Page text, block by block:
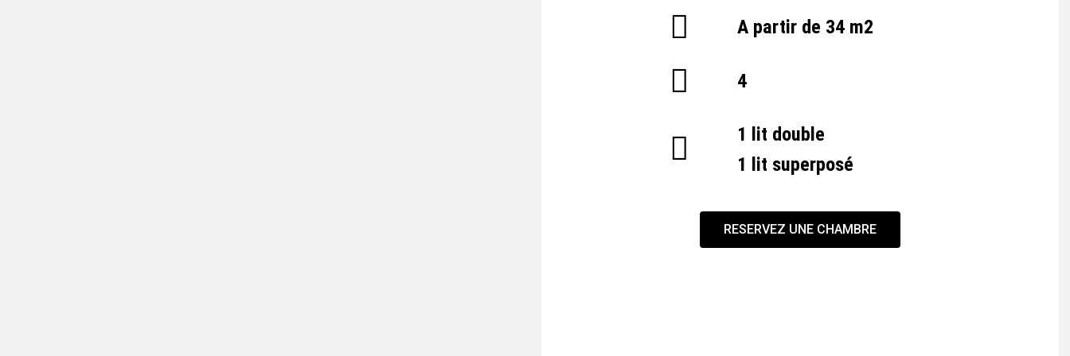
A partir de 34 m2
4
1 lit double
1 lit superposé
RESERVEZ UNE CHAMBRE